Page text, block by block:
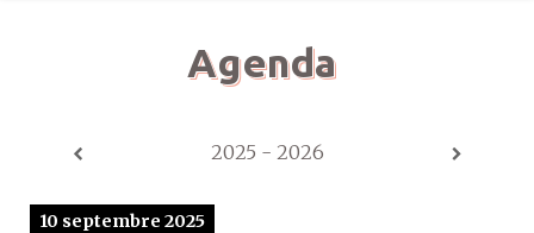
Agenda
2025 - 2026
10 septembre 2025